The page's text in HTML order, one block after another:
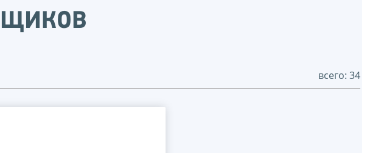
всего: 34